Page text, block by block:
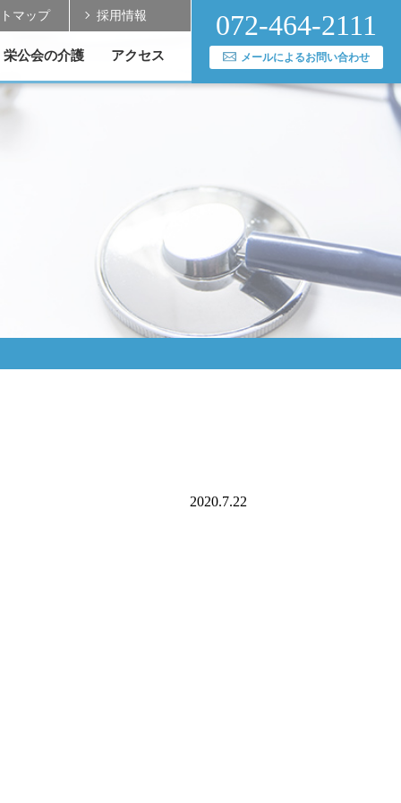
栄公会の介護 アクセス
採用情報
マップ 072-464-2111
メールによるお問い合わせ
2020.7.22